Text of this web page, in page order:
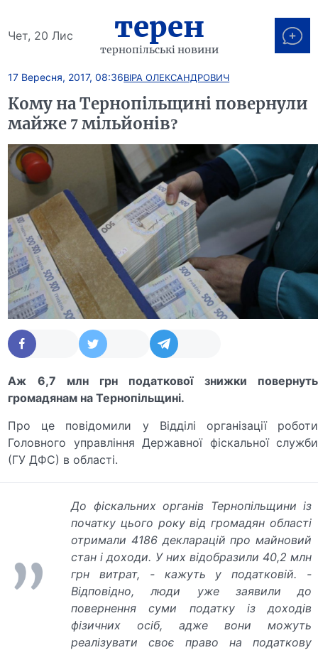
Чет, 20 Лис терен
тернопільські новини
17 Вересня, 2017, 08:36ВІРА ОЛЕКСАНДРОВИЧ
Кому на Тернопільщині повернули
майже 7 мільйонів?
Аж 6,7 млн грн податкової знижки повернуть
громадянам на Тернопільщині.
Про це повідомили у Відділі організації роботи
Головного управління Державної фіскальної служби
(ГУ ДФС) в області.
До фіскальних органів Тернопільщини із
початку цього року від громадян області
отримали 4186 декларацій про майновий
стан і доходи. У них відобразили 40,2 млн
грн витрат, - кажуть у податковій. -
Відповідно, люди уже заявили до
повернення суми податку із доходів
фізичних осіб, адже вони можуть
реалізувати своє право на податкову